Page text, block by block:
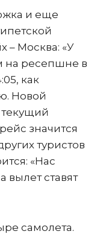
и еще
Москва: «У
на ресепшне в
как
Новой
значится
туристов
«Нас
вылет ставят
самолета.